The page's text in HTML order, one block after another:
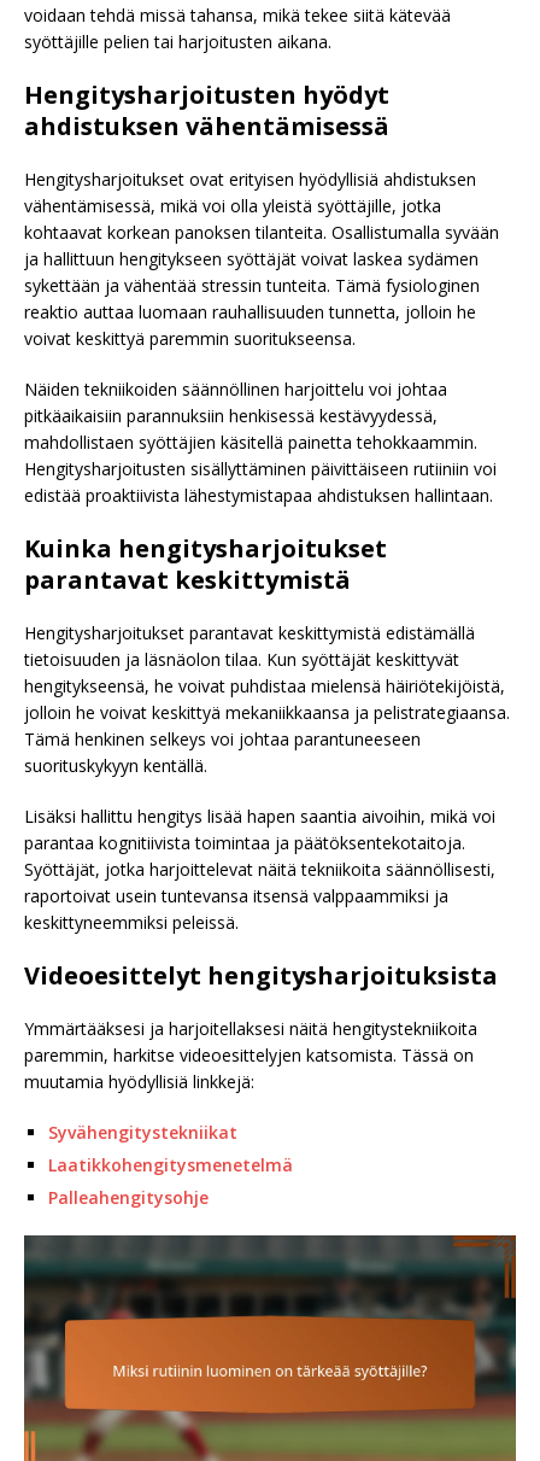
voidaan tehdä missä tahansa, mikä tekee siitä kätevää
syöttäjille pelien tai harjoitusten aikana.
Hengitysharjoitusten hyödyt
ahdistuksen vähentämisessä
Hengitysharjoitukset ovat erityisen hyödyllisiä ahdistuksen
vähentämisessä, mikä voi olla yleistä syöttäjille, jotka
kohtaavat korkean panoksen tilanteita. Osallistumalla syvään
ja hallittuun hengitykseen syöttäjät voivat laskea sydämen
sykettään ja vähentää stressin tunteita. Tämä fysiologinen
reaktio auttaa luomaan rauhallisuuden tunnetta, jolloin he
voivat keskittyä paremmin suoritukseensa.
Näiden tekniikoiden säännöllinen harjoittelu voi johtaa
pitkäaikaisiin parannuksiin henkisessä kestävyydessä,
mahdollistaen syöttäjien käsitellä painetta tehokkaammin.
Hengitysharjoitusten sisällyttäminen päivittäiseen rutiiniin voi
edistää proaktiivista lähestymistapaa ahdistuksen hallintaan.
Kuinka hengitysharjoitukset
parantavat keskittymistä
Hengitysharjoitukset parantavat keskittymistä edistämällä
tietoisuuden ja läsnäolon tilaa. Kun syöttäjät keskittyvät
hengitykseensä, he voivat puhdistaa mielensä häiriötekijöistä,
jolloin he voivat keskittyä mekaniikkaansa ja pelistrategiaansa.
Tämä henkinen selkeys voi johtaa parantuneeseen
suorituskykyyn kentällä.
Lisäksi hallittu hengitys lisää hapen saantia aivoihin, mikä voi
parantaa kognitiivista toimintaa ja päätöksentekotaitoja.
Syöttäjät, jotka harjoittelevat näitä tekniikoita säännöllisesti,
raportoivat usein tuntevansa itsensä valppaammiksi ja
keskittyneemmiksi peleissä.
Videoesittelyt hengitysharjoituksista
Ymmärtääksesi ja harjoitellaksesi näitä hengitystekniikoita
paremmin, harkitse videoesittelyjen katsomista. Tässä on
muutamia hyödyllisiä linkkejä:
Syvähengitystekniikat
Laatikkohengitysmenetelmä
Palleahengitysohje